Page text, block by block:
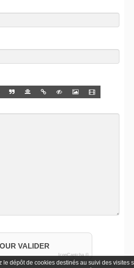
VALIDER
IconCaptcha ©
le dépôt de cookies destinés au suivi des visites